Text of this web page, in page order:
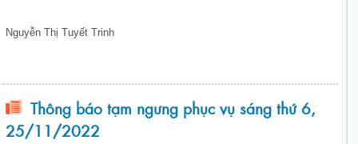
Nguyễn Thị Tuyết Trinh
Thông báo tạm ngưng phục vụ sáng thứ 6,
25/11/2022